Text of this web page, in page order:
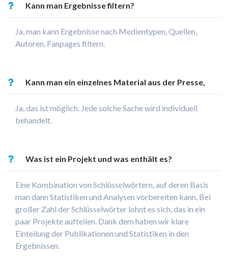
Kann man Ergebnisse filtern?
Ja, man kann Ergebnisse nach Medientypen, Quellen,
Autoren, Fanpages filtern.
Kann man ein einzelnes Material aus der Presse,
Funk oder Fernsehen bestellen?
Ja, das ist möglich. Jede solche Sache wird individuell
behandelt.
Was ist ein Projekt und was enthält es?
Eine Kombination von Schlüsselwörtern, auf deren Basis
man dann Statistiken und Analysen vorbereiten kann. Bei
großer Zahl der Schlüsselwörter lohnt es sich, das in ein
paar Projekte aufteilen. Dank dem haben wir klare
Einteilung der Publikationen und Statistiken in den
Ergebnissen.